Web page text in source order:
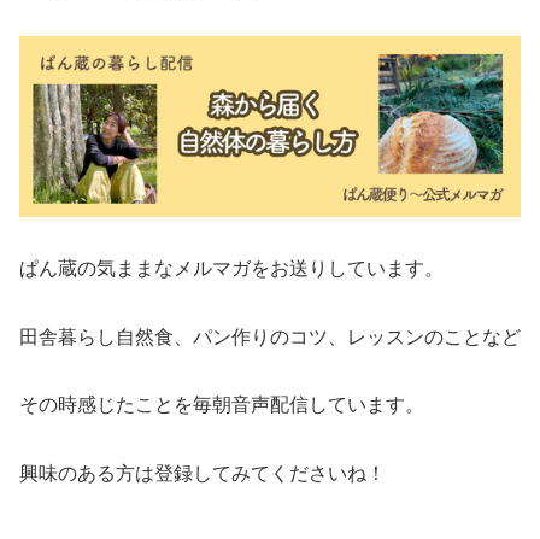
ぱん蔵の気ままなメルマガをお送りしています。
田舎暮らし自然食、パン作りのコツ、レッスンのことなど
その時感じたことを毎朝音声配信しています。
興味のある方は登録してみてくださいね！